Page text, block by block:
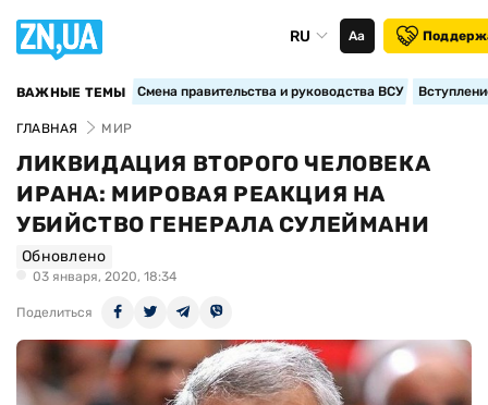
RU Аа
ВАЖНЫЕ ТЕМЫ Смена правительства и руководства ВСУ
ГЛАВНАЯ МИР
ЛИКВИДАЦИЯ ВТОРОГО ЧЕЛОВЕКА
ИРАНА: МИРОВАЯ РЕАКЦИЯ НА
УБИЙСТВО ГЕНЕРАЛА СУЛЕЙМАНИ
Обновлено
03 января, 2020, 18:34
Поделиться